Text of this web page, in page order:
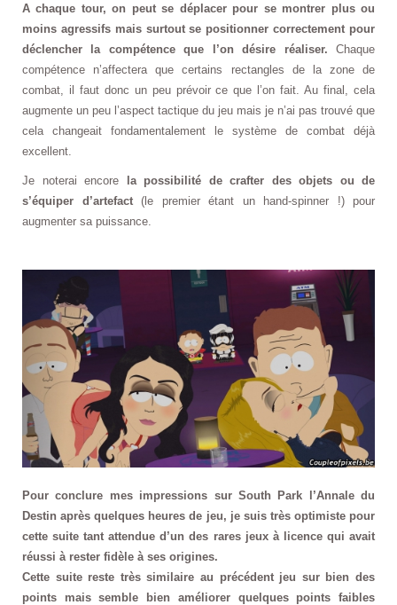
A chaque tour, on peut se déplacer pour se montrer plus ou
moins agressifs mais surtout se positionner correctement pour
déclencher la compétence que l’on désire réaliser. Chaque
compétence n’affectera que certains rectangles de la zone de
combat, il faut donc un peu prévoir ce que l’on fait. Au final, cela
augmente un peu l’aspect tactique du jeu mais je n’ai pas trouvé que
cela changeait fondamentalement le système de combat déjà
excellent.
Je noterai encore
la possibilité de crafter des objets ou de
s’équiper d’artefact(le premier étant un hand-spinner !) pour
augmenter sa puissance.
Pour conclure mes impressions sur South Park l’Annale du
Destin après quelques heures de jeu, je suis très optimiste pour
cette suite tant attendue d’un des rares jeux à licence qui avait
réussi à rester fidèle à ses origines.
Cette suite reste très similaire au précédent jeu sur bien des
points mais semble bien améliorer quelques points faibles